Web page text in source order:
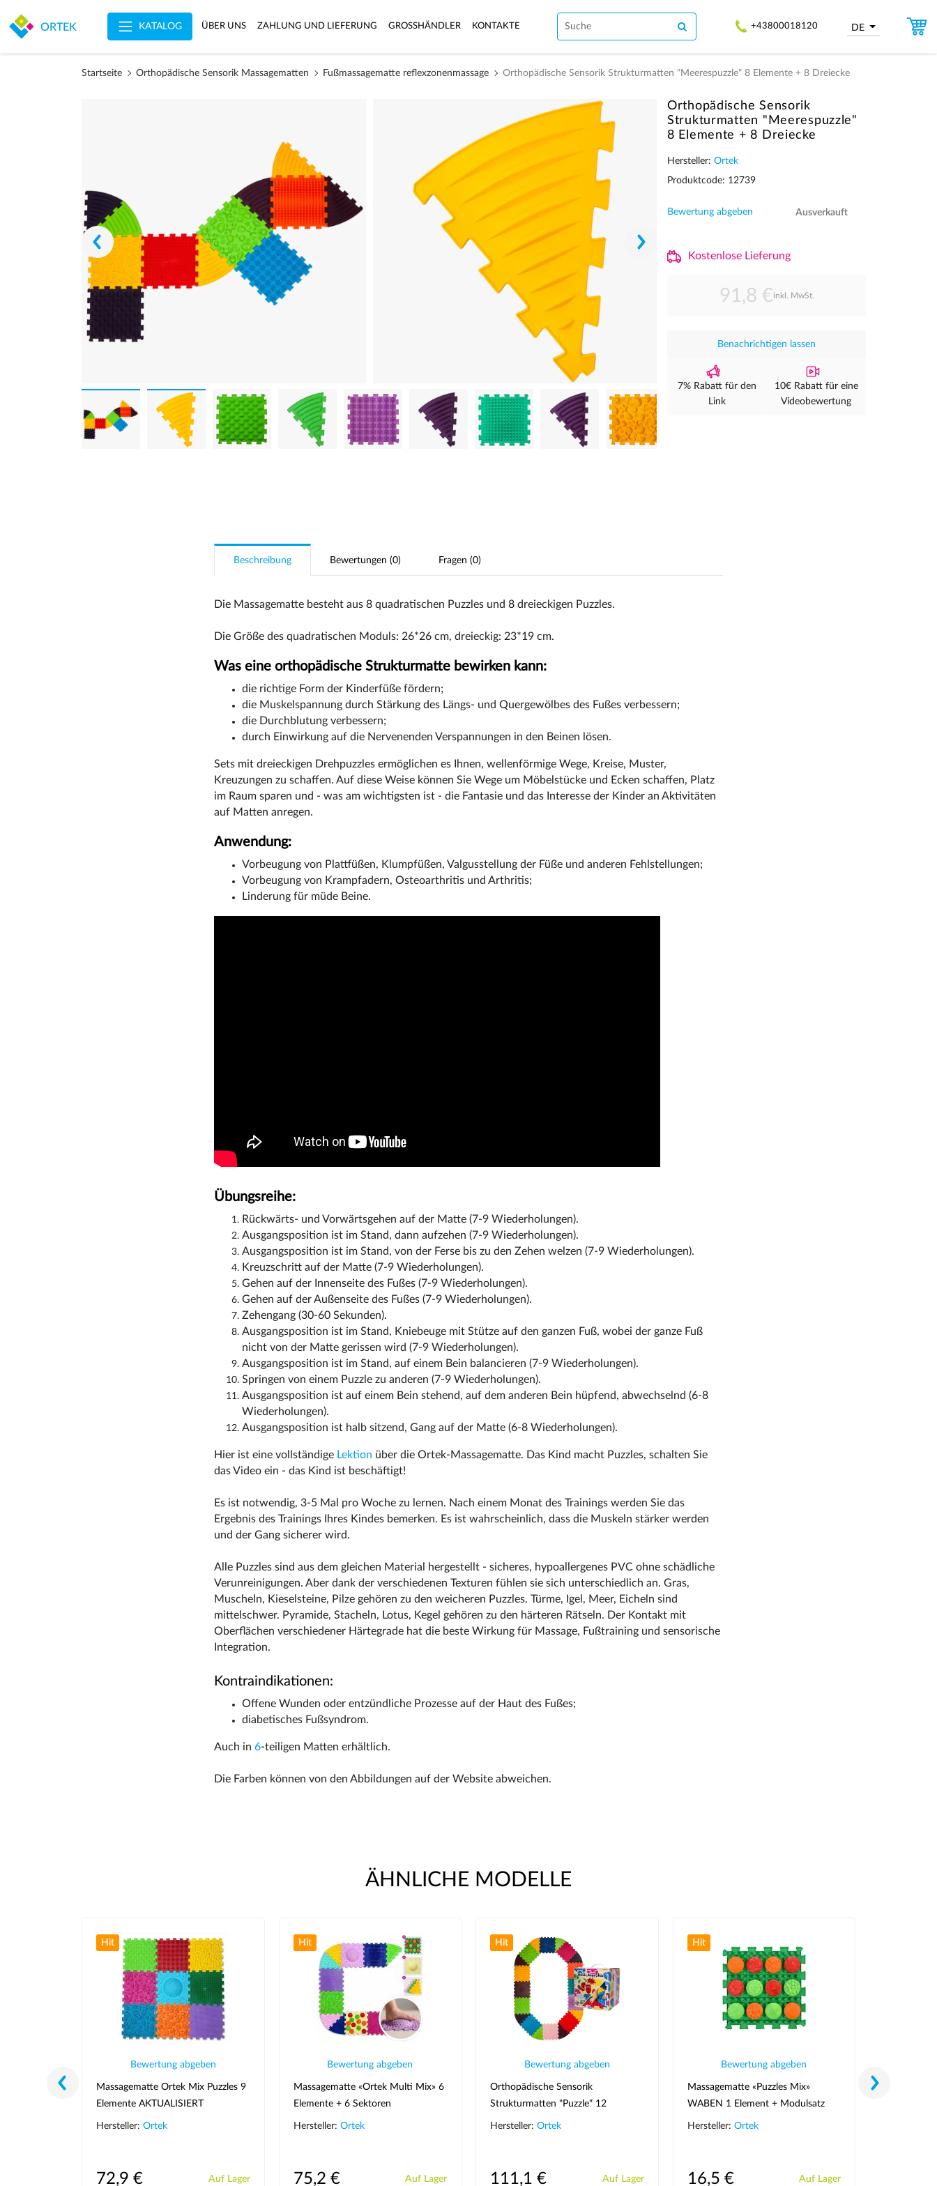
ORTEK KATALOG ÜBER UNS ZAHLUNG UND LIEFERUNG GROSSHÄNDLER KONTAKTE +43800018120 DE
Startseite Orthopädische Sensorik Massagematten Fußmassagematte reflexzonenmassage Orthopädische Sensorik Strukturmatten "Meerespuzzle" 8 Elemente + 8 Dreiecke
Orthopädische Sensorik
Strukturmatten "Meerespuzzle"
8 Elemente + 8 Dreiecke
Hersteller: Ortek
Produktcode: 12739
Bewertung abgeben Ausverkauft
Kostenlose Lieferung
91,8 €inkl. MwSt.
Benachrichtigen lassen
7% Rabatt für den
Link
10€ Rabatt für eine
Videobewertung
Beschreibung Bewertungen (0) Fragen (0)
Die Massagematte besteht aus 8 quadratischen Puzzles und 8 dreieckigen Puzzles.
Die Größe des quadratischen Moduls: 26*26 cm, dreieckig: 23*19 cm.
Was eine orthopädische Strukturmatte bewirken kann:
die richtige Form der Kinderfüße fördern;
die Muskelspannung durch Stärkung des Längs- und Quergewölbes des Fußes verbessern;
die Durchblutung verbessern;
durch Einwirkung auf die Nervenenden Verspannungen in den Beinen lösen.
Sets mit dreieckigen Drehpuzzles ermöglichen es Ihnen, wellenförmige Wege, Kreise, Muster,
Kreuzungen zu schaffen. Auf diese Weise können Sie Wege um Möbelstücke und Ecken schaffen, Platz
im Raum sparen und - was am wichtigsten ist - die Fantasie und das Interesse der Kinder an Aktivitäten
auf Matten anregen.
Anwendung:
Vorbeugung von Plattfüßen, Klumpfüßen, Valgusstellung der Füße und anderen Fehlstellungen;
Vorbeugung von Krampfadern, Osteoarthritis und Arthritis;
Linderung für müde Beine.
Übungsreihe:
Rückwärts- und Vorwärtsgehen auf der Matte (7-9 Wiederholungen).
Ausgangsposition ist im Stand, dann aufzehen (7-9 Wiederholungen).
Ausgangsposition ist im Stand, von der Ferse bis zu den Zehen welzen (7-9 Wiederholungen).
Kreuzschritt auf der Matte (7-9 Wiederholungen).
Gehen auf der Innenseite des Fußes (7-9 Wiederholungen).
Gehen auf der Außenseite des Fußes (7-9 Wiederholungen).
Zehengang (30-60 Sekunden).
Ausgangsposition ist im Stand, Kniebeuge mit Stütze auf den ganzen Fuß, wobei der ganze Fuß
nicht von der Matte gerissen wird (7-9 Wiederholungen).
Ausgangsposition ist im Stand, auf einem Bein balancieren (7-9 Wiederholungen).
Springen von einem Puzzle zu anderen (7-9 Wiederholungen).
Ausgangsposition ist auf einem Bein stehend, auf dem anderen Bein hüpfend, abwechselnd (6-8
Wiederholungen).
Ausgangsposition ist halb sitzend, Gang auf der Matte (6-8 Wiederholungen).
Hier ist eine vollständige Lektion über die Ortek-Massagematte. Das Kind macht Puzzles, schalten Sie
das Video ein - das Kind ist beschäftigt!
Es ist notwendig, 3-5 Mal pro Woche zu lernen. Nach einem Monat des Trainings werden Sie das
Ergebnis des Trainings Ihres Kindes bemerken. Es ist wahrscheinlich, dass die Muskeln stärker werden
und der Gang sicherer wird.
Alle Puzzles sind aus dem gleichen Material hergestellt - sicheres, hypoallergenes PVC ohne schädliche
Verunreinigungen. Aber dank der verschiedenen Texturen fühlen sie sich unterschiedlich an. Gras,
Muscheln, Kieselsteine, Pilze gehören zu den weicheren Puzzles. Türme, Igel, Meer, Eicheln sind
mittelschwer. Pyramide, Stacheln, Lotus, Kegel gehören zu den härteren Rätseln. Der Kontakt mit
Oberflächen verschiedener Härtegrade hat die beste Wirkung für Massage, Fußtraining und sensorische
Integration.
Kontraindikationen:
Offene Wunden oder entzündliche Prozesse auf der Haut des Fußes;
diabetisches Fußsyndrom.
Auch in 6-teiligen Matten erhältlich.
Die Farben können von den Abbildungen auf der Website abweichen.
ÄHNLICHE MODELLE
Hit
Bewertung abgeben
Massagematte Ortek Mix Puzzles 9
Elemente AKTUALISIERT
Hersteller: Ortek
72,9 € Auf Lager
Hit
Bewertung abgeben
Massagematte «Ortek Multi Mix» 6
Elemente + 6 Sektoren
Hersteller: Ortek
75,2 € Auf Lager
Hit
Bewertung abgeben
Orthopädische Sensorik
Strukturmatten "Puzzle" 12
Elemente + 8 Dreiecke
Hersteller: Ortek
111,1 € Auf Lager
Hit
Bewertung abgeben
Massagematte «Puzzles Mix»
WABEN 1 Element + Modulsatz
«Muster»
Hersteller: Ortek
16,5 € Auf Lager